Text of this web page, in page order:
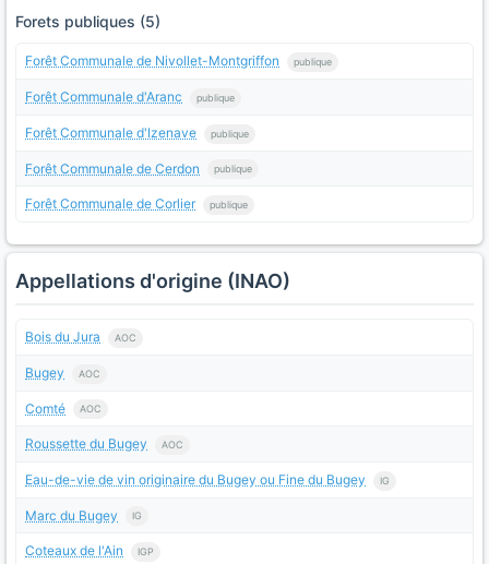
Forets publiques (5)
Forêt Communale de Nivollet-Montgriffon publique
Forêt Communale d'Aranc publique
Forêt Communale d'Izenave publique
Forêt Communale de Cerdon publique
Forêt Communale de Corlier publique
Appellations d'origine (INAO)
Bois du Jura AOC
Bugey AOC
Comté AOC
Roussette du Bugey AOC
Eau-de-vie de vin originaire du Bugey ou Fine du Bugey IG
Marc du Bugey IG
Coteaux de l'Ain IGP